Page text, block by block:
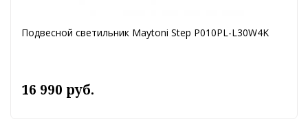
Подвесной светильник Maytoni Step P010PL-L30W4K
16 990 руб.